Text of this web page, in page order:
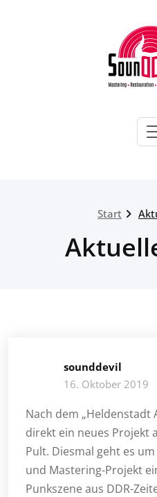
SOUNDDEVIL
Mastering | Mixing |
Start
sounddevil
16. Oktober 2019
Nach dem „Heldenstadt
direkt ein neues Projekt
Pult. Diesmal geht es
und Mastering-Projekt
Punkszene aus DDR-